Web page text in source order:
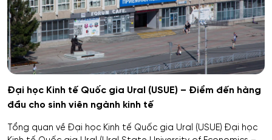
Barnaul
Kursk
Kaluga
Biên - Phiên dịch
Biểu diễn nghệ thuật múa
Báo chí
Bản đồ và Địa tin học
Bảo mật công nghệ thông tin trong thực thi pháp luật
Đại học Kinh tế Quốc gia Ural (USUE) – Điểm đến hàng
đầu cho sinh viên ngành kinh tế
Tổng quan về Đại học Kinh tế Quốc gia Ural (USUE) Đại học